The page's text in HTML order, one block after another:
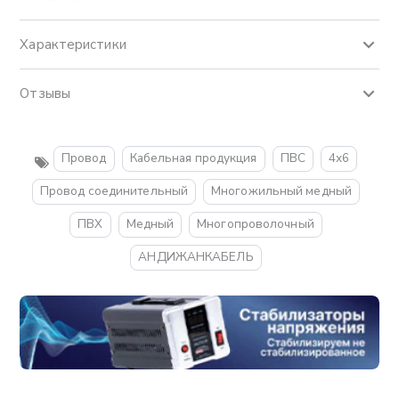
Характеристики
Отзывы
Провод Кабельная продукция ПВС
4х6
Провод соединительный
Многожильный медный
ПВХ
Медный
Многопроволочный
АНДИЖАНКАБЕЛЬ